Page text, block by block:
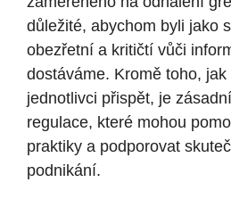
důležité, abychom byli jako
obezřetní a kritičtí vůči
dostáváme. Kromě toho,
jednotlivci přispět, je
regulace, které mohou
praktiky a podporovat
podnikání.